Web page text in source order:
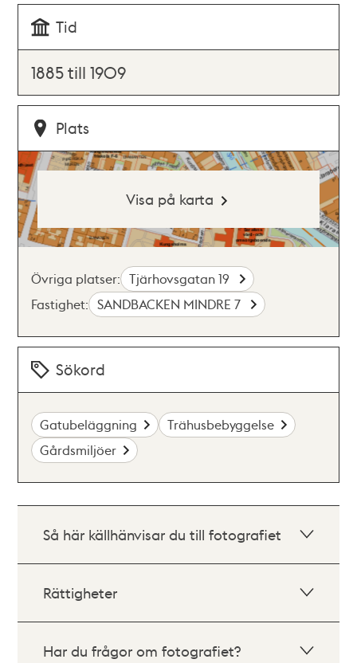
Tid
1885 till 1909
Plats
Visa på karta
Övriga platser: Tjärhovsgatan 19
Fastighet: SANDBACKEN MINDRE 7
Sökord
Gatubeläggning
Trähusbebyggelse
Gårdsmiljöer
Så här källhänvisar du till fotografiet
Rättigheter
Har du frågor om fotografiet?